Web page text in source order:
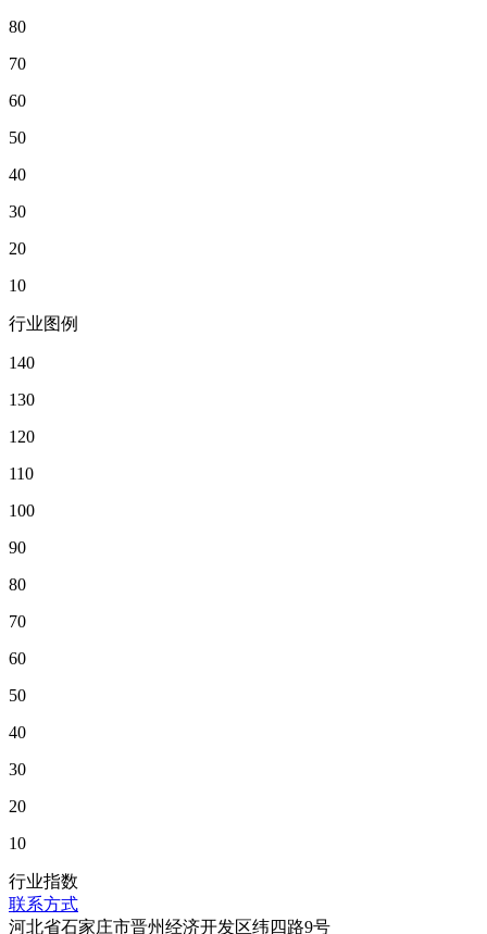
80
70
60
50
40
30
20
10
行业图例
140
130
120
110
100
90
80
70
60
50
40
30
20
10
行业指数
联系方式
河北省石家庄市晋州经济开发区纬四路9号